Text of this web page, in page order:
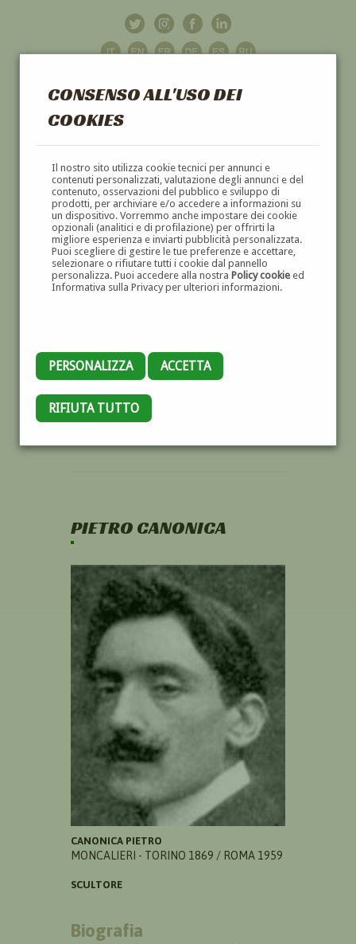
CONSENSO ALL'USO DEI
COOKIES
Il nostro sito utilizza cookie tecnici per annunci e
contenuti personalizzati, valutazione degli annunci e del
contenuto, osservazioni del pubblico e sviluppo di
prodotti, per archiviare e/o accedere a informazioni su
un dispositivo. Vorremmo anche impostare dei cookie
opzionali (analitici e di profilazione) per offrirti la
migliore esperienza e inviarti pubblicità personalizzata.
Puoi scegliere di gestire le tue preferenze e accettare,
selezionare o rifiutare tutti i cookie dal pannello
personalizza. Puoi accedere alla nostra Policy cookieed
Informativa sulla Privacy per ulteriori informazioni.
PERSONALIZZA ACCETTA
RIFIUTA TUTTO
GALLERIAD'ARTE
DIPINTI E SCULTURE '800 E '900
PIETRO CANONICA
CANONICA PIETRO
MONCALIERI - TORINO 1869 / ROMA 1959
SCULTORE
Biografia